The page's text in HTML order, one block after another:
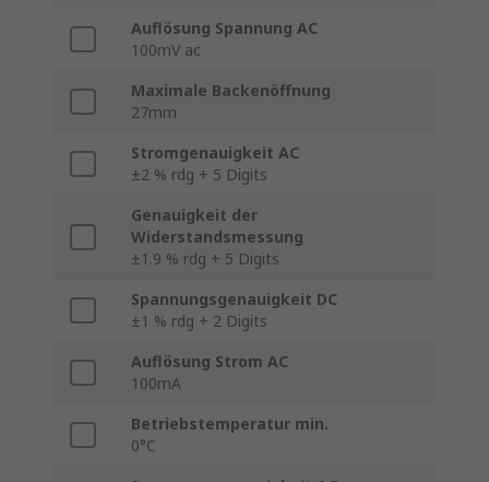
Auflösung Spannung AC
100mV ac
Maximale Backenöffnung
27mm
Stromgenauigkeit AC
±2 % rdg + 5 Digits
Genauigkeit der
Widerstandsmessung
±1.9 % rdg + 5 Digits
Spannungsgenauigkeit DC
±1 % rdg + 2 Digits
Auflösung Strom AC
100mA
Betriebstemperatur min.
0°C